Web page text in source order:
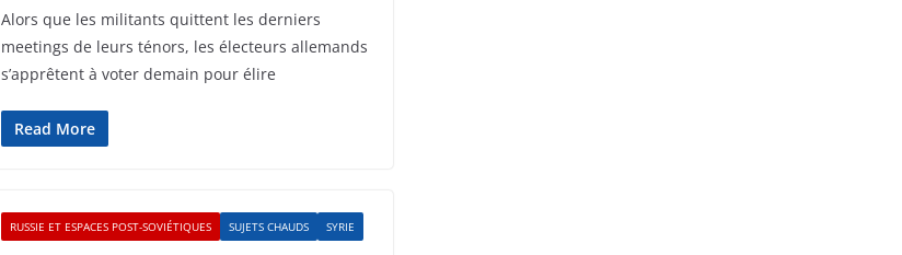
Alors que les militants quittent les derniers
meetings de leurs ténors, les électeurs allemands
s’apprêtent à voter demain pour élire
Read More
RUSSIE ET ESPACES POST-SOVIÉTIQUES SUJETS CHAUDS SYRIE